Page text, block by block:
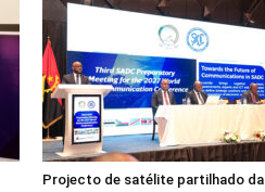
Projecto de satélite partilhado da